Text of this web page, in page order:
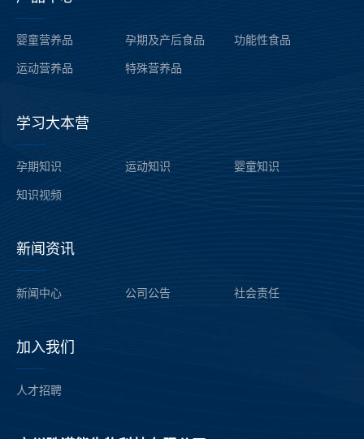
——
婴童营养品 孕期及产后食品 功能性食品
运动营养品 特殊营养品
学习大本营
——
孕期知识 运动知识 婴童知识
知识视频
新闻资讯
——
新闻中心 公司公告 社会责任
加入我们
——
人才招聘